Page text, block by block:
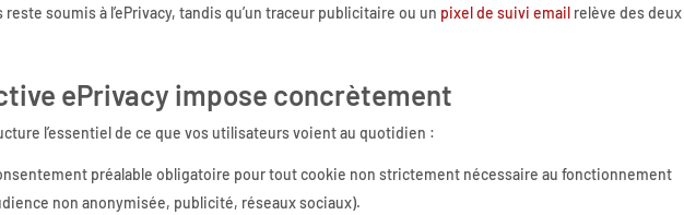
soumis à l’ePrivacy, tandis qu’un traceur publicitaire ou un pixel de suivi email relève des deux
ePrivacy impose concrètement
l’essentiel de ce que vos utilisateurs voient au quotidien :
préalable obligatoire pour tout cookie non strictement nécessaire au fonctionnement
non anonymisée, publicité, réseaux sociaux).